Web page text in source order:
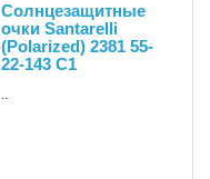
Солнцезащитные
очки Santarelli
(Polarized) 2381 55-
22-143 С1
..